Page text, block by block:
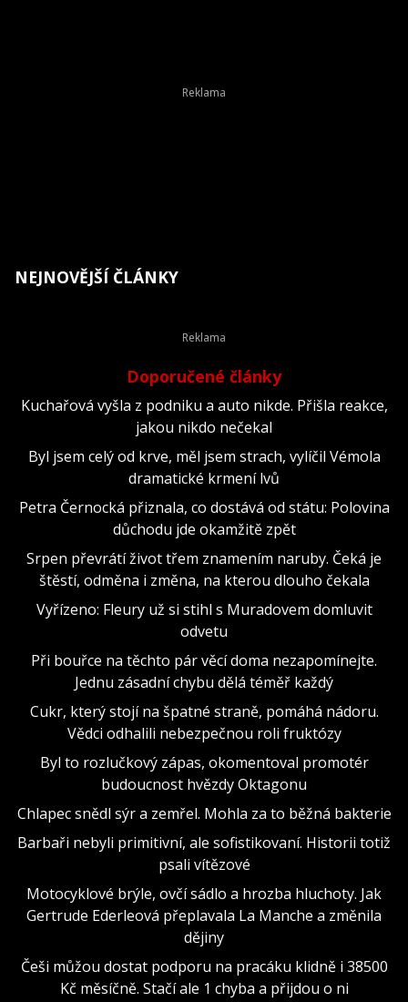
NEJNOVĚJŠÍ ČLÁNKY
Doporučené články
Kuchařová vyšla z podniku a auto nikde. Přišla reakce,
jakou nikdo nečekal
Byl jsem celý od krve, měl jsem strach, vylíčil Vémola
dramatické krmení lvů
Petra Černocká přiznala, co dostává od státu: Polovina
důchodu jde okamžitě zpět
Srpen převrátí život třem znamením naruby. Čeká je
štěstí, odměna i změna, na kterou dlouho čekala
Vyřízeno: Fleury už si stihl s Muradovem domluvit
odvetu
Při bouřce na těchto pár věcí doma nezapomínejte.
Jednu zásadní chybu dělá téměř každý
Cukr, který stojí na špatné straně, pomáhá nádoru.
Vědci odhalili nebezpečnou roli fruktózy
Byl to rozlučkový zápas, okomentoval promotér
budoucnost hvězdy Oktagonu
Chlapec snědl sýr a zemřel. Mohla za to běžná bakterie
Barbaři nebyli primitivní, ale sofistikovaní. Historii totiž
psali vítězové
Motocyklové brýle, ovčí sádlo a hrozba hluchoty. Jak
Gertrude Ederleová přeplavala La Manche a změnila
dějiny
Češi můžou dostat podporu na pracáku klidně i 38500
Kč měsíčně. Stačí ale 1 chyba a přijdou o ni